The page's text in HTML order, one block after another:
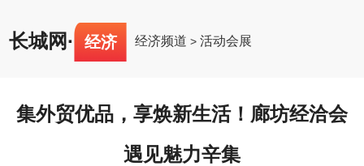
长城网· 经济 经济频道 >活动会展
集外贸优品，享焕新生活！廊坊经洽会
遇见魅力辛集